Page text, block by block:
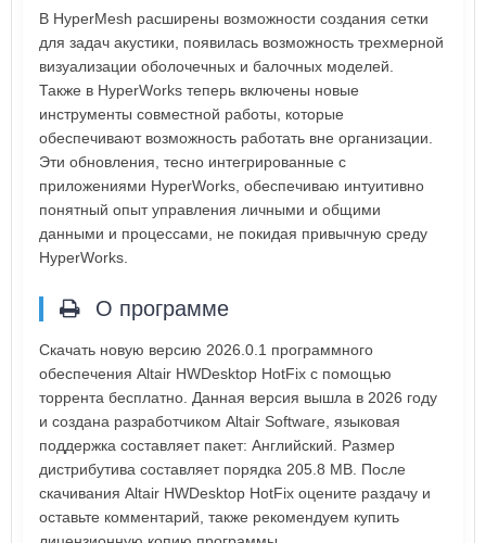
В HyperMesh расширены возможности создания сетки
для задач акустики, появилась возможность трехмерной
визуализации оболочечных и балочных моделей.
Также в HyperWorks теперь включены новые
инструменты совместной работы, которые
обеспечивают возможность работать вне организации.
Эти обновления, тесно интегрированные с
приложениями HyperWorks, обеспечиваю интуитивно
понятный опыт управления личными и общими
данными и процессами, не покидая привычную среду
HyperWorks.
О программе
Скачать новую версию 2026.0.1 программного
обеспечения Altair HWDesktop HotFix с помощью
торрента бесплатно. Данная версия вышла в 2026 году
и создана разработчиком Altair Software, языковая
поддержка составляет пакет: Английский. Размер
дистрибутива составляет порядка 205.8 MB. После
скачивания Altair HWDesktop HotFix оцените раздачу и
оставьте комментарий, также рекомендуем купить